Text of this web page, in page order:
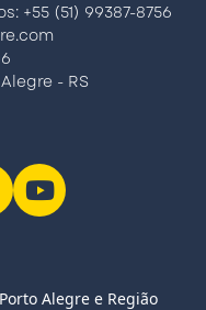
+55 (51) 99387-8756
- RS
Alegre e Região